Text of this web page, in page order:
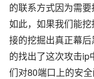
的联系方式因为需
如此，如果我们能
接的挖掘出真正幕
的找出了这次攻击ip
们对80端口上的安